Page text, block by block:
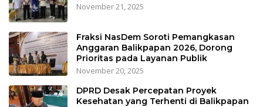
November 21, 2025
Fraksi NasDem Soroti Pemangkasan
Anggaran Balikpapan 2026, Dorong
Prioritas pada Layanan Publik
November 20, 2025
DPRD Desak Percepatan Proyek
Kesehatan yang Terhenti di Balikpapan